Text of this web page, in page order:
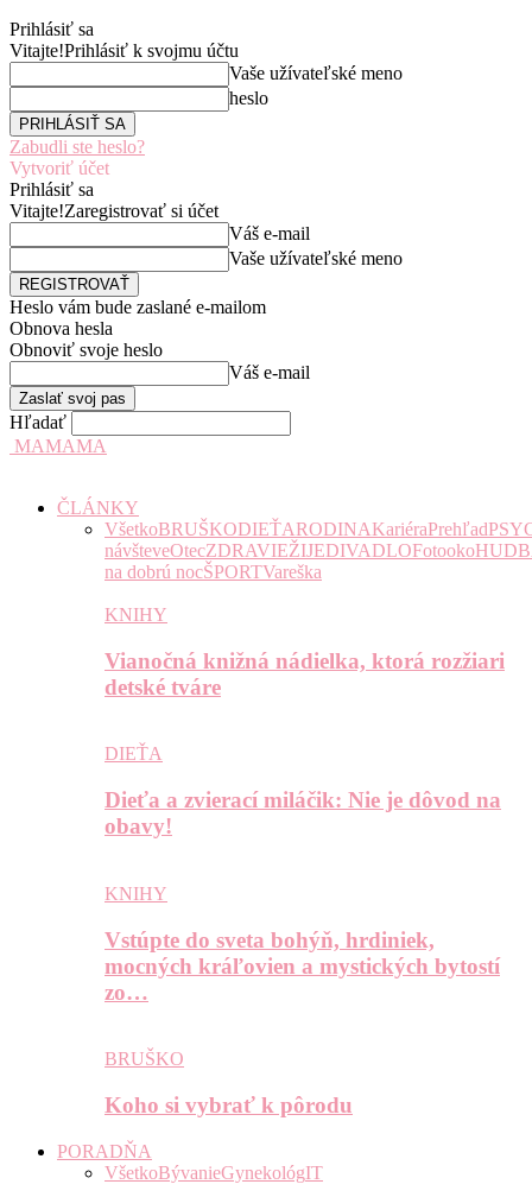
Prihlásiť sa
Vitajte!Prihlásiť k svojmu účtu
Vaše užívateľské meno
heslo
Zabudli ste heslo?
Vytvoriť účet
Prihlásiť sa
Vitajte!Zaregistrovať si účet
Váš e-mail
Vaše užívateľské meno
Heslo vám bude zaslané e-mailom
Obnova hesla
Obnoviť svoje heslo
Váš e-mail
Hľadať
MAMAMA
ČLÁNKY
VšetkoBRUŠKODIEŤARODINAKariéraPrehľad
návšteveOtecZDRAVIEŽIJEDIVADLOFotooko
na dobrú nocŠPORTVareška
KNIHY
Vianočná knižná nádielka, ktorá rozžiari
detské tváre
DIEŤA
Dieťa a zvierací miláčik: Nie je dôvod na
obavy!
KNIHY
Vstúpte do sveta bohýň, hrdiniek,
mocných kráľovien a mystických bytostí
zo…
BRUŠKO
Koho si vybrať k pôrodu
PORADŇA
VšetkoBývanieGynekológIT